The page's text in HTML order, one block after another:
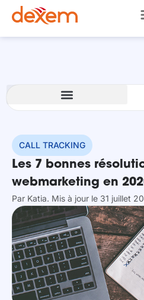
CALL TRACKING
Les 7 bonnes
webmarketing en
Par Katia. Mis à jour le 31 juillet